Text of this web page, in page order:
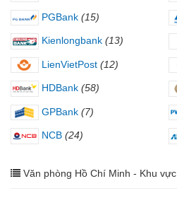
PGBank (15)
Kienlongbank (13)
LienVietPost (12)
HDBank (58)
GPBank (7)
NCB (24)
Văn phòng Hồ Chí Minh - Khu vực